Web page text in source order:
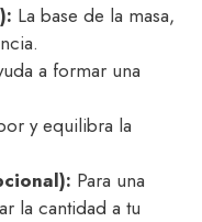
La base de la masa,
a formar una
y equilibra la
Para una
la cantidad a tu